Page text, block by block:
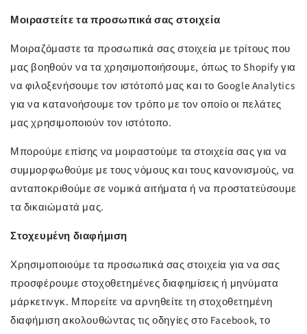
Μοιραστείτε τα προσωπικά σας στοιχεία
Μοιραζόμαστε τα προσωπικά σας στοιχεία με τρίτους που
μας βοηθούν να τα χρησιμοποιήσουμε, όπως το Shopify για
να φιλοξενήσουμε τον ιστότοπό μας και το Google Analytics
για να κατανοήσουμε τον τρόπο με τον οποίο οι πελάτες
μας χρησιμοποιούν τον ιστότοπο.
Μπορούμε επίσης να μοιραστούμε τα στοιχεία σας για να
συμμορφωθούμε με τους νόμους και τους κανονισμούς, να
ανταποκριθούμε σε νομικά αιτήματα ή να προστατεύσουμε
τα δικαιώματά μας.
Στοχευμένη διαφήμιση
Χρησιμοποιούμε τα προσωπικά σας στοιχεία για να σας
προσφέρουμε στοχοθετημένες διαφημίσεις ή μηνύματα
μάρκετινγκ. Μπορείτε να αρνηθείτε τη στοχοθετημένη
διαφήμιση ακολουθώντας τις οδηγίες στο Facebook, το